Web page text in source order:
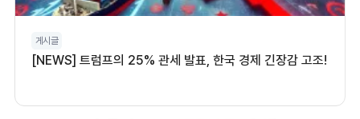
게시글
[NEWS] 트럼프의 25% 관세 발표, 한국 경제 긴장감 고조!